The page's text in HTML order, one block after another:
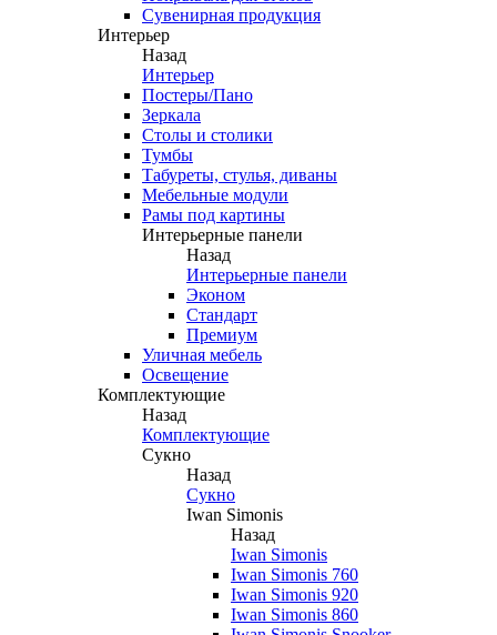
Сувенирная продукция
Интерьер
Назад
Интерьер
Постеры/Пано
Зеркала
Столы и столики
Тумбы
Табуреты, стулья, диваны
Мебельные модули
Рамы под картины
Интерьерные панели
Назад
Интерьерные панели
Эконом
Стандарт
Премиум
Уличная мебель
Освещение
Комплектующие
Назад
Комплектующие
Сукно
Назад
Сукно
Iwan Simonis
Назад
Iwan Simonis
Iwan Simonis 760
Iwan Simonis 920
Iwan Simonis 860